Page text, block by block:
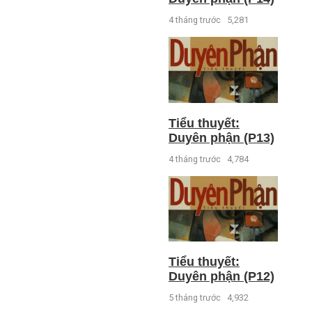
4 tháng trước 5,281
Tiểu thuyết:
Duyên phận (P13)
4 tháng trước 4,784
Tiểu thuyết:
Duyên phận (P12)
5 tháng trước 4,932